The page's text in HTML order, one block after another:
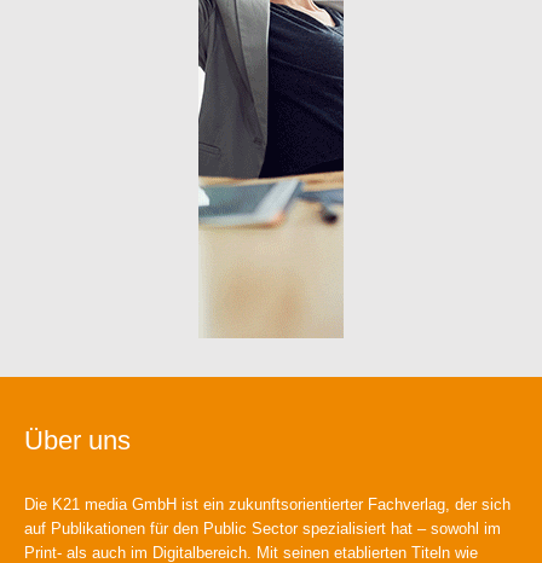
Über uns
Die K21 media GmbH ist ein zukunftsorientierter Fachverlag, der sich
auf Publikationen für den Public Sector spezialisiert hat – sowohl im
Print- als auch im Digitalbereich. Mit seinen etablierten Titeln wie